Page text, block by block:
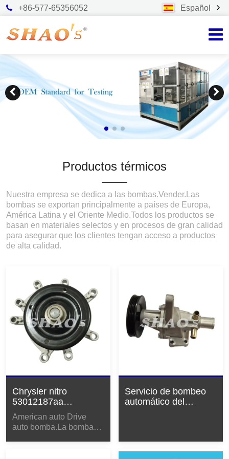
+86-577-65356052 Español
Productos térmicos
Nuestra empresa se dedica a las bombas.Vender.Las
bombas se exportan principalmente a países de Europa,
América Latina y el Oriente Medio.Todos los productos se
basan en materiales selectos y en procesos de gran calidad
para asegurar que los clientes tengan acceso a productos
de alta calidad.
Chrysler nitro
53012187aa
5302873ac bombas
automáticas
American auto Drive
auto bomba.La bomba
Servicio de bombeo
automático del